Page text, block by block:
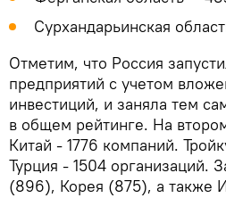
Сурхандарьинская
Отметим, что Россия
предприятий с учетом
инвестиций, и заняла тем
в общем рейтинге. На
Китай - 1776 компаний.
Турция - 1504 организаций.
(896), Корея (875), а также